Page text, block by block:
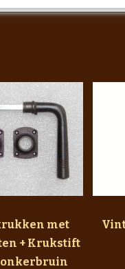
met
+ Krukstift